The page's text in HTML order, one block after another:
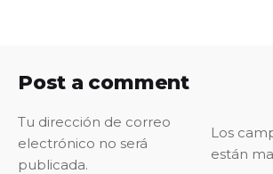
Post a comment
Tu dirección de correo
electrónico no será
publicada.
Los
están